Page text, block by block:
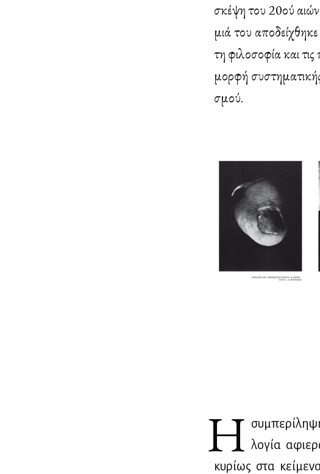
σκέ­ψη του 20ού
μιά του
τη φι­λο­σο­φία και
μορ­φή
σμού.
Η λο­γία
κυ­ρί­ως στα